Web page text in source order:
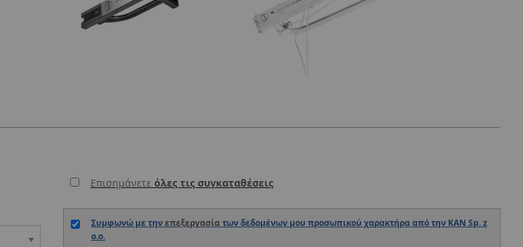
Επισημάνετε όλες τις συγκαταθέσεις
Συμφωνώ με τηνεπεξεργασίατων δεδομένων μου προσωπικού χαρακτήρα από την KAN Sp. z
o.o.